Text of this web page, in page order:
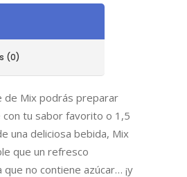
(0)
de Mix podrás preparar
con tu sabor favorito o 1,5
una deliciosa bebida, Mix
que un refresco
que no contiene azúcar… ¡y